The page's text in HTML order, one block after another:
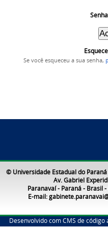
Senha
Se você esqueceu a sua senha,
© Universidade Estadual do
Av. Gabriel
Paranavaí - Paraná - Brasil -
E-mail:
Desenvolvido com CMS de código